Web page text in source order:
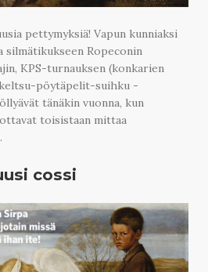
pettymyksiä! Vapun kunniaksi
silmätikukseen Ropeconin
KPS-turnauksen (konkarien
pöytäpelit-suihku -
tänäkin vuonna, kun
toisistaan mittaa
cossi